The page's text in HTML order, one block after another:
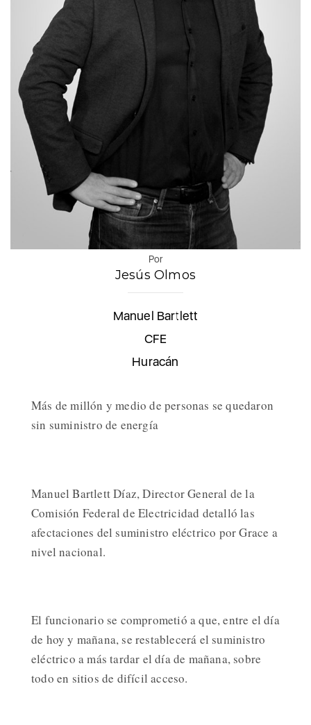
Por
Jesús Olmos
Manuel Bartlett
CFE
Huracán
Más de millón y medio de personas se quedaron
sin suministro de energía
Manuel Bartlett Díaz, Director General de la
Comisión Federal de Electricidad detalló las
afectaciones del suministro eléctrico por Grace a
nivel nacional.
El funcionario se comprometió a que, entre el día
de hoy y mañana, se restablecerá el suministro
eléctrico a más tardar el día de mañana, sobre
todo en sitios de difícil acceso.